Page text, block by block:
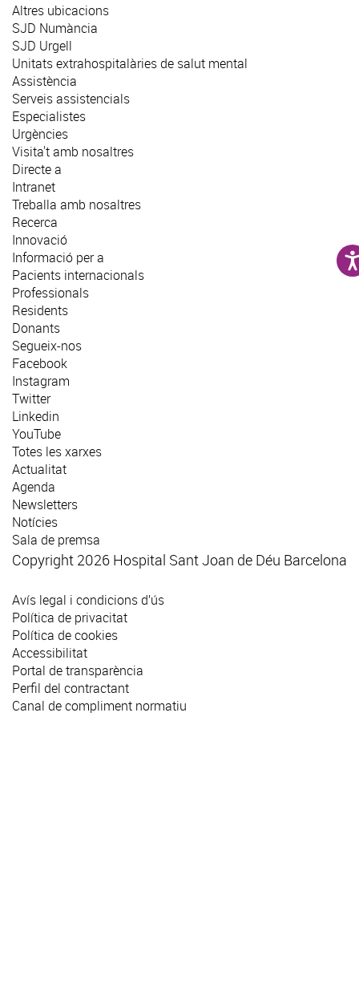
Altres ubicacions
SJD Numància
SJD Urgell
Unitats extrahospitalàries de salut mental
Assistència
Serveis assistencials
Especialistes
Urgències
Visita't amb nosaltres
Directe a
Intranet
Treballa amb nosaltres
Recerca
Innovació
Informació per a
Pacients internacionals
Professionals
Residents
Donants
Segueix-nos
Facebook
Instagram
Twitter
Linkedin
YouTube
Totes les xarxes
Actualitat
Agenda
Newsletters
Notícies
Sala de premsa
Copyright 2026 Hospital Sant Joan de Déu Barcelona
Avís legal i condicions d’ús
Política de privacitat
Política de cookies
Accessibilitat
Portal de transparència
Perfil del contractant
Canal de compliment normatiu